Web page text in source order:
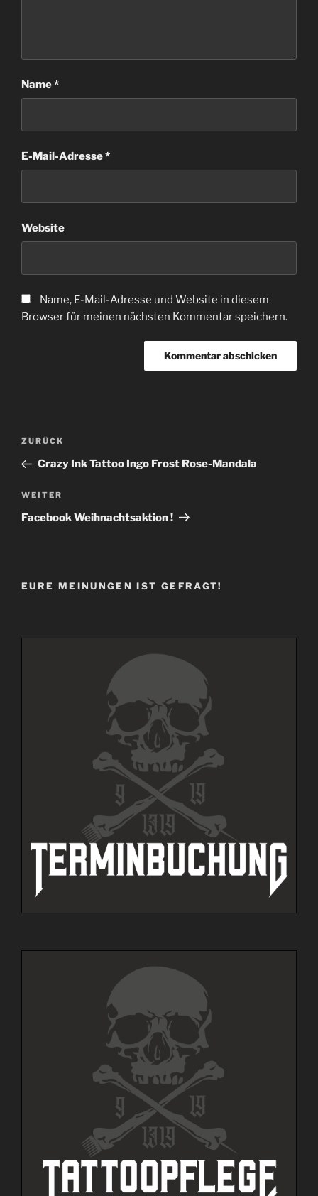
Name*
E-Mail-Adresse*
Website
Name, E-Mail-Adresse und Website in diesem
Browser für meinen nächsten Kommentar speichern.
Beitragsnavigation
Vorheriger
Beitrag
ZURÜCK
Crazy Ink Tattoo Ingo Frost Rose-Mandala
Nächster
Beitrag
WEITER
Facebook Weihnachtsaktion !
EURE MEINUNGEN IST GEFRAGT!